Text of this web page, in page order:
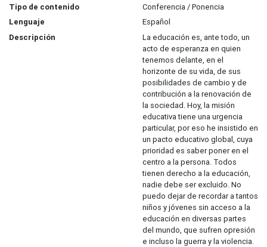
Tipo de contenido
Conferencia / Ponencia
Lenguaje
Español
Descripción
La educación es, ante todo, un
acto de esperanza en quien
tenemos delante, en el
horizonte de su vida, de sus
posibilidades de cambio y de
contribución a la renovación de
la sociedad. Hoy, la misión
educativa tiene una urgencia
particular, por eso he insistido en
un pacto educativo global, cuya
prioridad es saber poner en el
centro a la persona. Todos
tienen derecho a la educación,
nadie debe ser excluido. No
puedo dejar de recordar a tantos
niños y jóvenes sin acceso a la
educación en diversas partes
del mundo, que sufren opresión
e incluso la guerra y la violencia.